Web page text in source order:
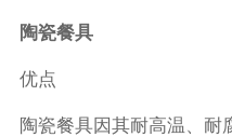
陶瓷餐具
优点
陶瓷餐具因其耐高温、耐